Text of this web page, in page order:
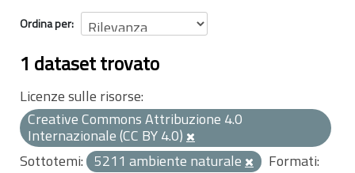
Ordina per
1 dataset trovato
Licenze sulle risorse:
Creative Commons Attribuzione 4.0
Internazionale (CC BY 4.0)
Sottotemi: 5211 ambiente naturale
Formati: